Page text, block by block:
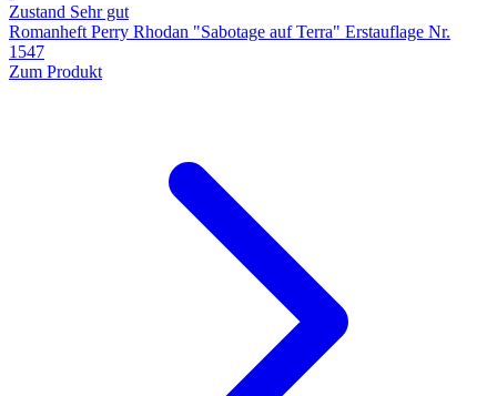
Zustand Sehr gut
Romanheft Perry Rhodan "Sabotage auf Terra" Erstauflage Nr.
1547
Zum Produkt